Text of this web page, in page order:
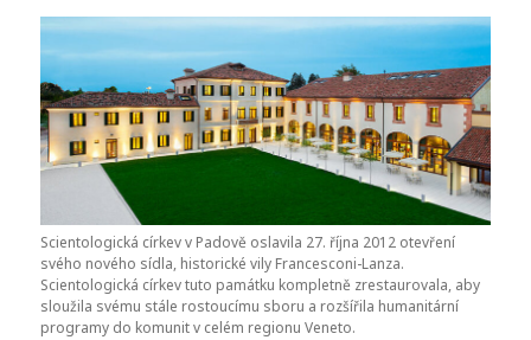
Scientologická církev v Padově oslavila 27. října 2012 otevření
svého nového sídla, historické vily Francesconi-Lanza.
Scientologická církev tuto památku kompletně zrestaurovala, aby
sloužila svému stále rostoucímu sboru a rozšířila humanitární
programy do komunit v celém regionu Veneto.